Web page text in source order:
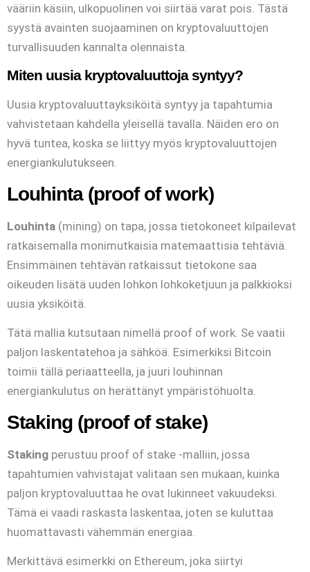
vääriin käsiin, ulkopuolinen voi siirtää varat pois. Tästä
syystä avainten suojaaminen on kryptovaluuttojen
turvallisuuden kannalta olennaista.
Miten uusia kryptovaluuttoja syntyy?
Uusia kryptovaluuttayksiköitä syntyy ja tapahtumia
vahvistetaan kahdella yleisellä tavalla. Näiden ero on
hyvä tuntea, koska se liittyy myös kryptovaluuttojen
energiankulutukseen.
Louhinta (proof of work)
Louhinta (mining) on tapa, jossa tietokoneet kilpailevat
ratkaisemalla monimutkaisia matemaattisia tehtäviä.
Ensimmäinen tehtävän ratkaissut tietokone saa
oikeuden lisätä uuden lohkon lohkoketjuun ja palkkioksi
uusia yksiköitä.
Tätä mallia kutsutaan nimellä proof of work. Se vaatii
paljon laskentatehoa ja sähköä. Esimerkiksi Bitcoin
toimii tällä periaatteella, ja juuri louhinnan
energiankulutus on herättänyt ympäristöhuolta.
Staking (proof of stake)
Staking perustuu proof of stake -malliin, jossa
tapahtumien vahvistajat valitaan sen mukaan, kuinka
paljon kryptovaluuttaa he ovat lukinneet vakuudeksi.
Tämä ei vaadi raskasta laskentaa, joten se kuluttaa
huomattavasti vähemmän energiaa.
Merkittävä esimerkki on Ethereum, joka siirtyi